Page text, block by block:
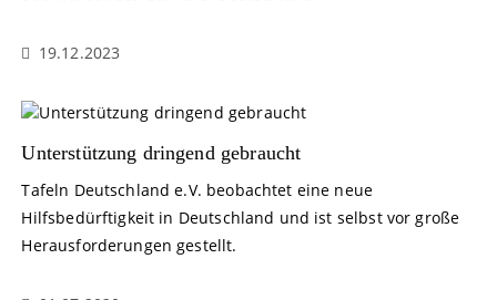
19.12.2023
Unterstützung dringend gebraucht
Tafeln Deutschland e.V. beobachtet eine neue
Hilfsbedürftigkeit in Deutschland und ist selbst vor große
Herausforderungen gestellt.